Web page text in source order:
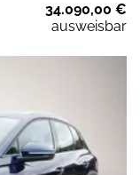
34.090,00 €
ausweisbar